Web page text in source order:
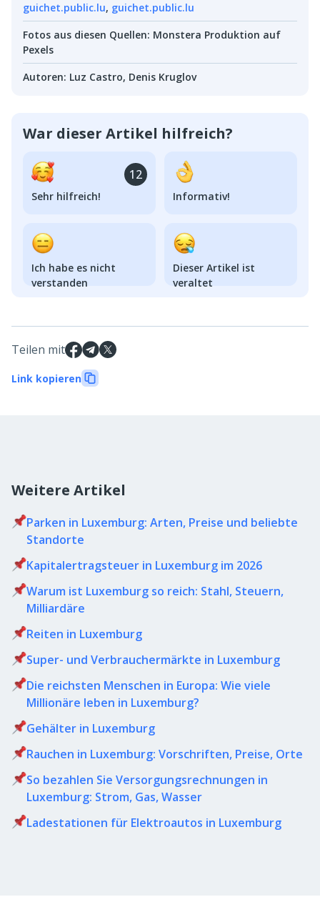
guichet.public.lu, guichet.public.lu
Fotos aus diesen Quellen: Monstera Produktion auf
Pexels
Autoren: Luz Castro, Denis Kruglov
War dieser Artikel hilfreich?
12
Sehr hilfreich! Informativ!
Ich habe es nicht
verstanden
Dieser Artikel ist
veraltet
Teilen mit
Link kopieren
Weitere Artikel
Parken in Luxemburg: Arten, Preise und beliebte
Standorte
Kapitalertragsteuer in Luxemburg im 2026
Warum ist Luxemburg so reich: Stahl, Steuern,
Milliardäre
Reiten in Luxemburg
Super- und Verbrauchermärkte in Luxemburg
Die reichsten Menschen in Europa: Wie viele
Millionäre leben in Luxemburg?
Gehälter in Luxemburg
Rauchen in Luxemburg: Vorschriften, Preise, Orte
So bezahlen Sie Versorgungsrechnungen in
Luxemburg: Strom, Gas, Wasser
Ladestationen für Elektroautos in Luxemburg